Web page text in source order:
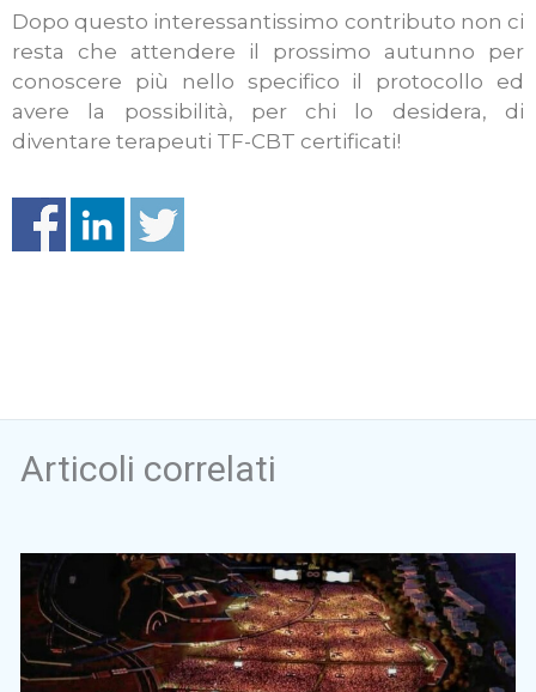
Dopo questo interessantissimo contributo non ci
resta che attendere il prossimo autunno per
conoscere più nello specifico il protocollo ed
avere la possibilità, per chi lo desidera, di
diventare terapeuti TF-CBT certificati!
Articoli correlati